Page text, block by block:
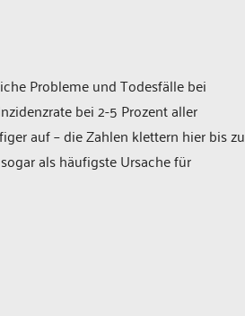
Probleme und Todesfälle bei
bei 2-5 Prozent aller
auf – die Zahlen klettern hier bis zu
als häufigste Ursache für